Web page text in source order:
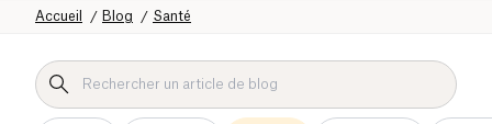
Santé
Blog
Accueil